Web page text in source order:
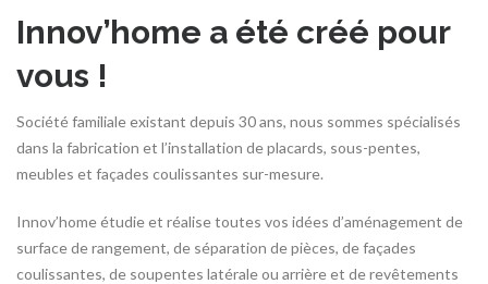
Innov’home a été créé pour
vous !
Société familiale existant depuis 30 ans, nous sommes spécialisés
dans la fabrication et l’installation de placards, sous-pentes,
meubles et façades coulissantes sur-mesure.
Innov’home étudie et réalise toutes vos idées d’aménagement de
surface de rangement, de séparation de pièces, de façades
coulissantes, de soupentes latérale ou arrière et de revêtements